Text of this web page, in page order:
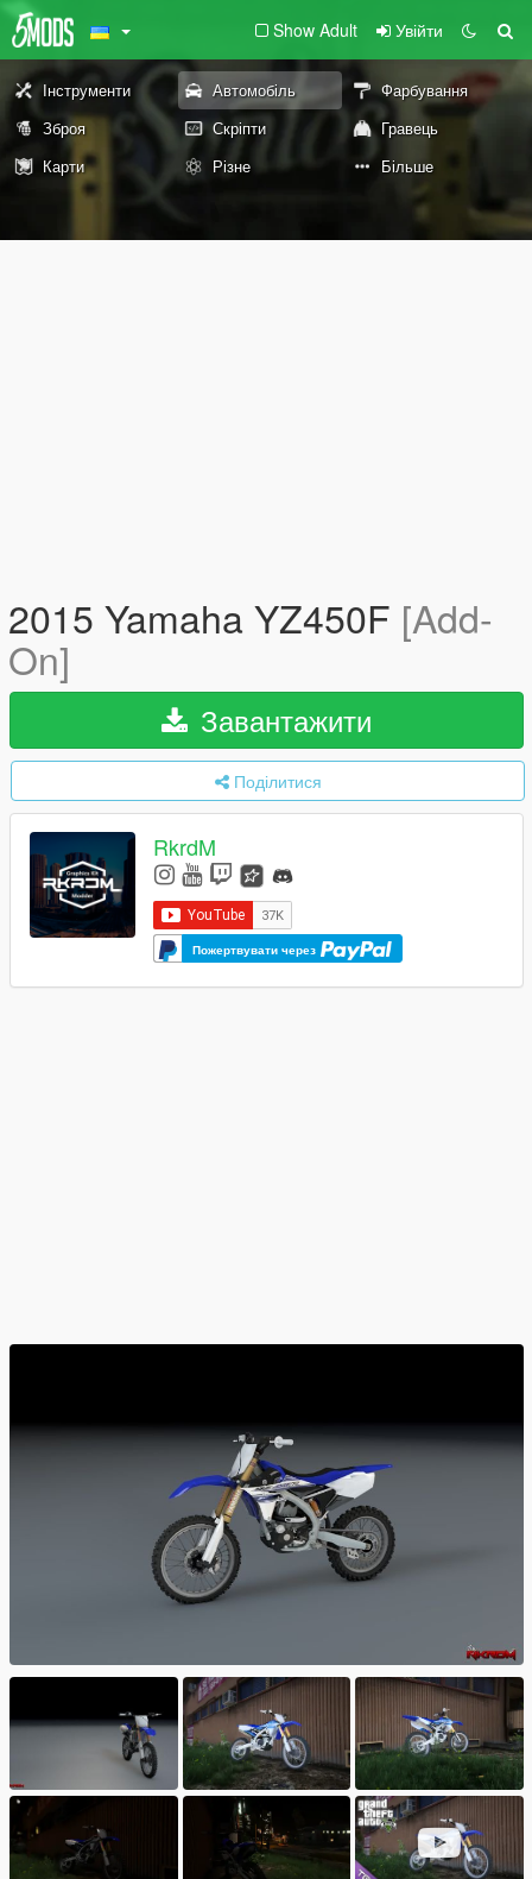
Show Adult Увійти
Інструменти Автомобіль
Фарбування
Зброя
Скріпти
Гравець
Карти
Різне Більше
2015 Yamaha YZ450F [Add-
On]
Завантажити
Поділитися
RkrdM
Пожертвувати через